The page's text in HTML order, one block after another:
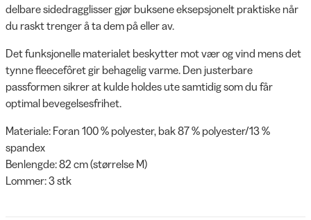
delbare sidedragglisser gjør buksene eksepsjonelt praktiske når
du raskt trenger å ta dem på eller av.
Det funksjonelle materialet beskytter mot vær og vind mens det
tynne fleecefôret gir behagelig varme. Den justerbare
passformen sikrer at kulde holdes ute samtidig som du får
optimal bevegelsesfrihet.
Materiale: Foran 100 % polyester, bak 87 % polyester/13 %
spandex
Benlengde: 82 cm (størrelse M)
Lommer: 3 stk